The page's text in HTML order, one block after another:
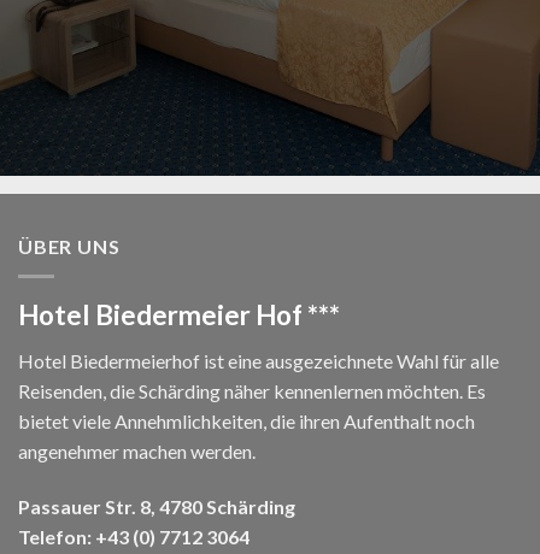
ÜBER UNS
Hotel Biedermeier Hof ***
Hotel Biedermeierhof ist eine ausgezeichnete Wahl für alle
Reisenden, die Schärding näher kennenlernen möchten. Es
bietet viele Annehmlichkeiten, die ihren Aufenthalt noch
angenehmer machen werden.
Passauer Str. 8, 4780 Schärding
Telefon: +43 (0) 7712 3064